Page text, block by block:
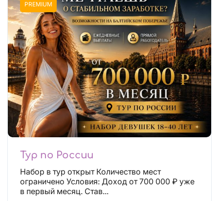
PREMIUM
Тур по России
Набор в тур открыт Количество мест
ограничено Условия: Доход от 700 000 ₽ уже
в первый месяц. Став...